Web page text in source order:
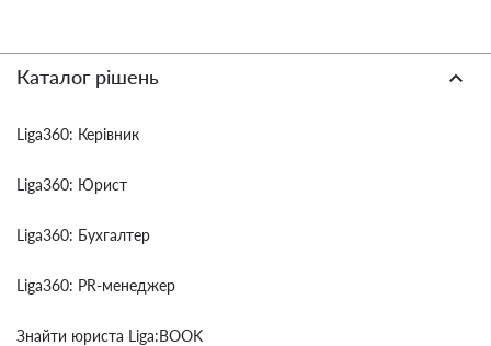
Каталог рішень
Liga360: Керівник
Liga360: Юрист
Liga360: Бухгалтер
Liga360: PR-менеджер
Знайти юриста Liga:BOOK